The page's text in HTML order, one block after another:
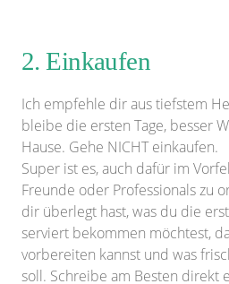
2. Einkaufen
Ich empfehle dir aus tiefstem
bleibe die ersten Tage, besser
Hause. Gehe NICHT einkaufen.
Super ist es, auch dafür im
Freunde oder Professionals zu
dir überlegt hast, was du die
serviert bekommen möchtest,
vorbereiten kannst und was
soll. Schreibe am Besten direkt